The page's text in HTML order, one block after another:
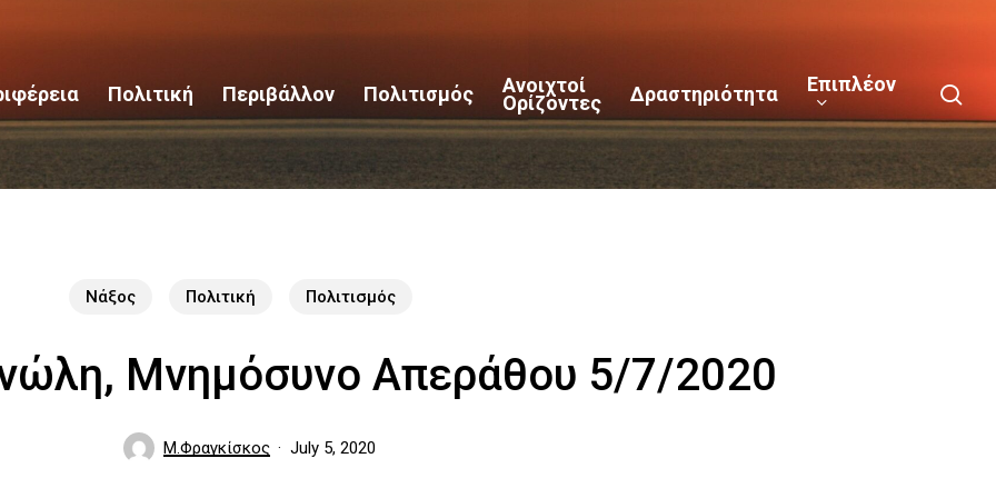
Πολιτική Περιβάλλον Πολιτισμός Ανοιχτοί
Ορίζοντες Δραστηριότητα Επιπλέον
Νάξος Πολιτική Πολιτισμός
Μνημόσυνο Απεράθου 5/7/2020
Μ.Φραγκίσκος July 5, 2020